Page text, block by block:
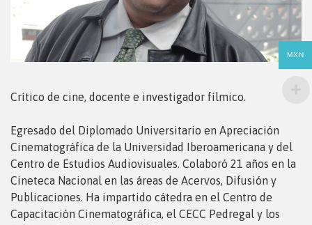
Crítico de cine, docente e investigador fílmico.
Egresado del Diplomado Universitario en Apreciación
Cinematográfica de la Universidad Iberoamericana y del
Centro de Estudios Audiovisuales. Colaboró 21 años en la
Cineteca Nacional en las áreas de Acervos, Difusión y
Publicaciones. Ha impartido cátedra en el Centro de
Capacitación Cinematográfica, el CECC Pedregal y los
MXN